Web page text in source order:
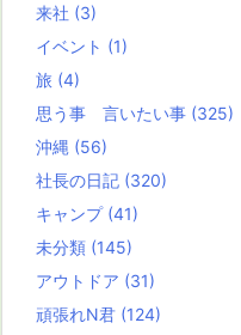
来社 (3)
イベント (1)
旅 (4)
思う事 言いたい事 (325)
沖縄 (56)
社長の日記 (320)
キャンプ (41)
未分類 (145)
アウトドア (31)
頑張れN君 (124)